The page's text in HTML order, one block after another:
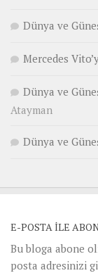
Dünya ve
Mercedes
Dünya ve
Atayman
Dünya ve
E-POSTA ILE
Bu bloga abone
posta adresinizi